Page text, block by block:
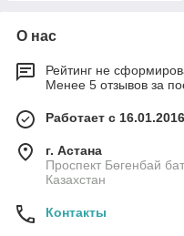
О нас
Рейтинг не
Менее 5 отзывов за
Работает с 16.01.2016
г. Астана
Проспект Бөгенбай
Казахстан
Контакты